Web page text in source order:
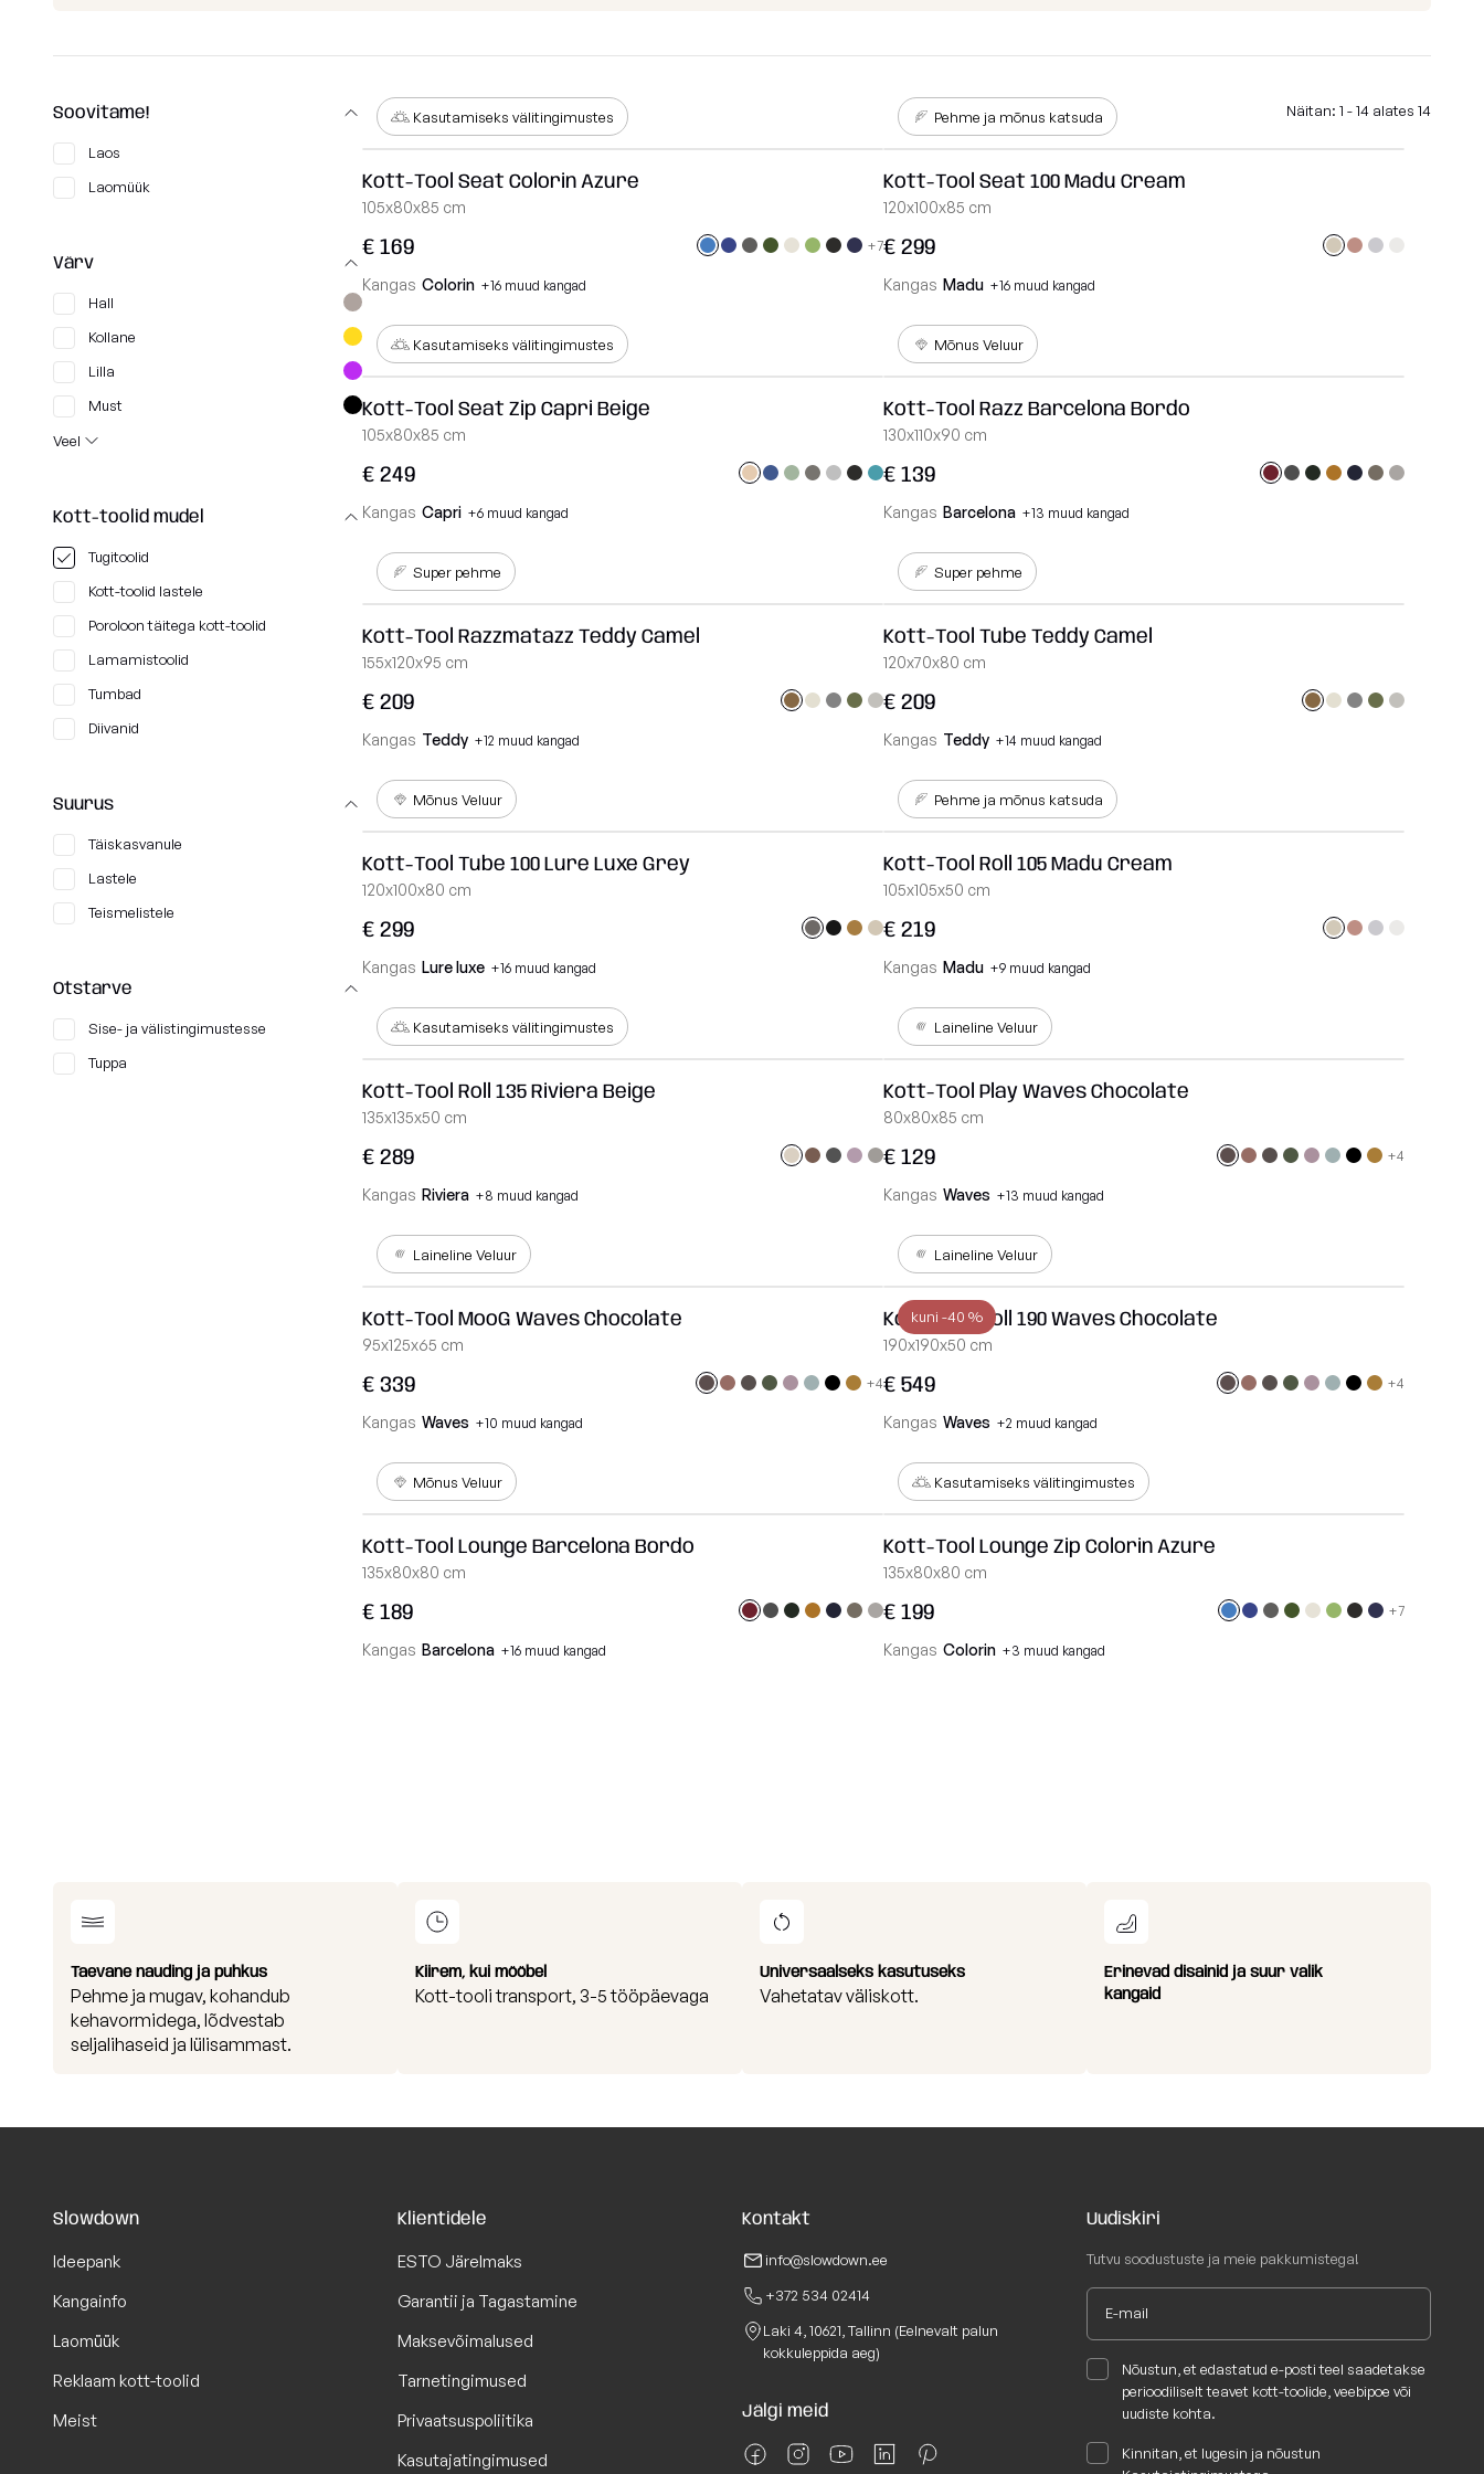
COCOON
RAZZ
ROLL
SNUG
MOOG
Diivanid
Mooduldiivanid
Komplektid
Lauad
Koeravoodid
Lure luxe
Home
info@slowdown.ee
KontaktSoovitame!
Laos
Laomüük
Värv
Hall
Kollane
Lilla
Must
Veel
Kott-toolid mudel
Tugitoolid
Kott-toolid lastele
Poroloon täitega kott-toolid
Lamamistoolid
Tumbad
Diivanid
Suurus
Täiskasvanule
Lastele
Teismelistele
Otstarve
Sise- ja välistingimustesse
Tuppa
Näitan: 1 - 14 alates 14
Kasutamiseks välitingimustes
Kott-Tool Seat Colorin Azure
105x80x85 cm
€ 169 +7
Kangas Colorin +16 muud kangad
Pehme ja mõnus katsuda
Kott-Tool Seat 100 Madu Cream
120x100x85 cm
€ 299
Kangas Madu +16 muud kangad
Kasutamiseks välitingimustes
Kott-Tool Seat Zip Capri Beige
105x80x85 cm
€ 249
Kangas Capri +6 muud kangad
Mõnus Veluur
Kott-Tool Razz Barcelona Bordo
130x110x90 cm
€ 139
Kangas Barcelona +13 muud kangad
Super pehme
Kott-Tool Razzmatazz Teddy Camel
155x120x95 cm
€ 209
Kangas Teddy +12 muud kangad
Super pehme
Kott-Tool Tube Teddy Camel
120x70x80 cm
€ 209
Kangas Teddy +14 muud kangad
Mõnus Veluur
Kott-Tool Tube 100 Lure Luxe Grey
120x100x80 cm
€ 299
Kangas Lure luxe +16 muud kangad
Pehme ja mõnus katsuda
Kott-Tool Roll 105 Madu Cream
105x105x50 cm
€ 219
Kangas Madu +9 muud kangad
Kasutamiseks välitingimustes
Kott-Tool Roll 135 Riviera Beige
135x135x50 cm
€ 289
Kangas Riviera +8 muud kangad
Laineline Veluur
Kott-Tool Play Waves Chocolate
80x80x85 cm
€ 129 +4
Kangas Waves +13 muud kangad
Laineline Veluur
Kott-Tool MooG Waves Chocolate
95x125x65 cm
€ 339 +4
Kangas Waves +10 muud kangad
kuni -40 %
Laineline Veluur
Kott-Tool Roll 190 Waves Chocolate
190x190x50 cm
€ 549 +4
Kangas Waves +2 muud kangad
Mõnus Veluur
Kott-Tool Lounge Barcelona Bordo
135x80x80 cm
€ 189
Kangas Barcelona +16 muud kangad
Kasutamiseks välitingimustes
Kott-Tool Lounge Zip Colorin Azure
135x80x80 cm
€ 199 +7
Kangas Colorin +3 muud kangad
Taevane nauding ja puhkus
Pehme ja mugav, kohandub
kehavormidega, lõdvestab
seljalihaseid ja lülisammast.
Kiirem, kui mööbel
Kott-tooli transport, 3-5 tööpäevaga
Universaalseks kasutuseks
Vahetatav väliskott.
Erinevad disainid ja suur valik
kangaid
Slowdown
Ideepank
Kangainfo
Laomüük
Reklaam kott-toolid
Meist
Klientidele
ESTO Järelmaks
Garantii ja Tagastamine
Maksevõimalused
Tarnetingimused
Privaatsuspoliitika
Kasutajatingimused
Kontakt
info@slowdown.ee
+372 534 02414
Laki 4, 10621, Tallinn (Eelnevalt palun
kokkuleppida aeg)
Jälgi meid
Uudiskiri
Tutvu soodustuste ja meie pakkumistega!
Nõustun, et edastatud e-posti teel saadetakse
perioodiliselt teavet kott-toolide, veebipoe või
uudiste kohta.
Kinnitan, et lugesin ja nõustun